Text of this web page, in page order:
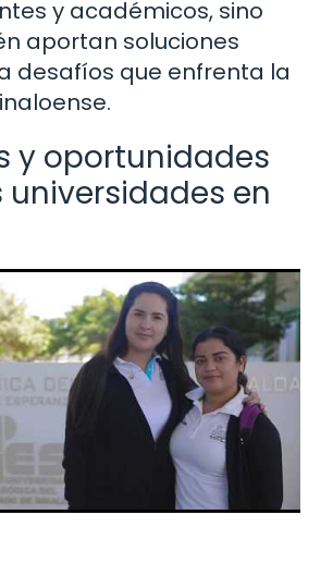
y académicos, sino
aportan soluciones
desafíos que enfrenta la
y oportunidades
universidades en